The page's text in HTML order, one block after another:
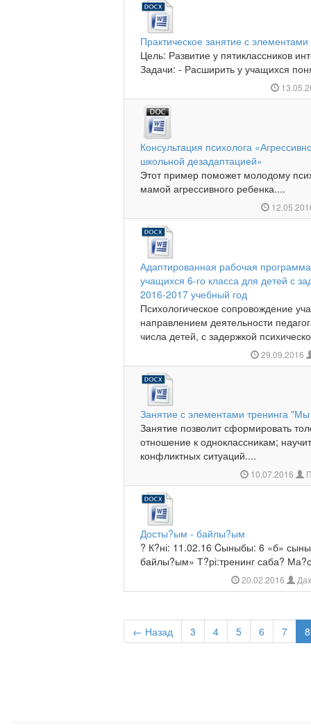
Практическое занятие с
Цель: Развитие у пятиклассников
Задачи: - Расширить у учащихся
Консультация психолога
школьной дезадаптацией»
Этот пример поможет молодому
мамой агрессивного ребенка....
Адаптированная рабочая
учащихся 6-го класса для детей с
2016-2017 учебный год
Психологическое сопровождение
направлением деятельности
числа детей, с задержкой
29.09.2016
Занятие с элементами тренинга
Занятие позволит сформировать
отношение к одноклассникам;
конфликтных ситуаций....
10.07.2016
Досты?ым - байлы?ым
? К?ні: 11.02.16 Cыныбы: 6 «б»
байлы?ым» Т?рі:тренинг саба?
20.02.2016
← Назад 3 4 5 6 7 8